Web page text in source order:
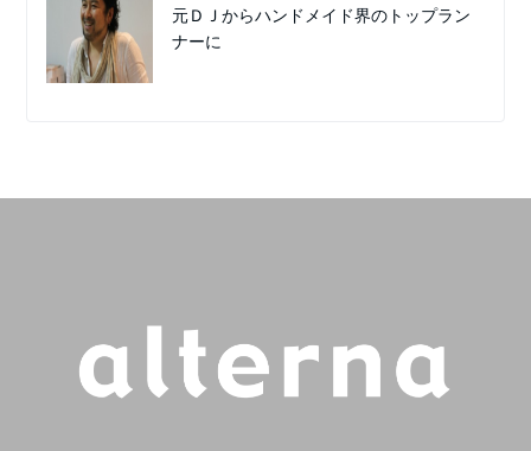
元ＤＪからハンドメイド界のトップラン
ナーに